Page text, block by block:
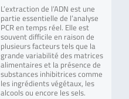
L’extraction de l’ADN est une
partie essentielle de l’analyse
PCR en temps réel. Elle est
souvent difficile en raison de
plusieurs facteurs tels que la
grande variabilité des matrices
alimentaires et la présence de
substances inhibitrices comme
les ingrédients végétaux, les
alcools ou encore les sels.